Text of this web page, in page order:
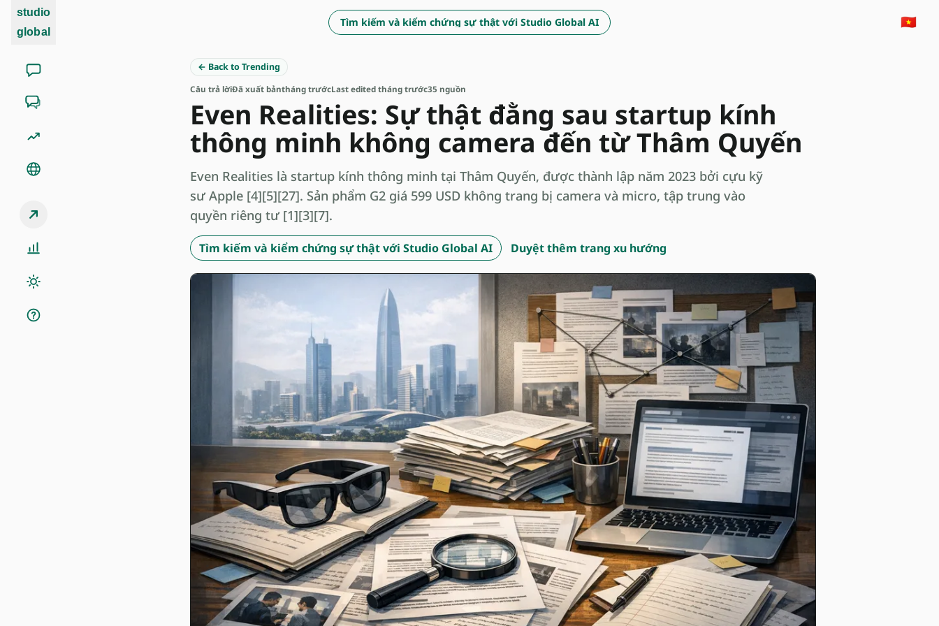
studio
global
Tìm kiếm và kiểm chứng sự thật với Studio Global AI 🇻🇳
← Back to Trending
Câu trả lờiĐã xuất bảntháng trướcLast edited tháng trước35 nguồn
Even Realities: Sự thật đằng sau startup kính
thông minh không camera đến từ Thâm Quyến
Even Realities là startup kính thông minh tại Thâm Quyến, được thành lập năm 2023 bởi cựu kỹ
sư Apple [4][5][27]. Sản phẩm G2 giá 599 USD không trang bị camera và micro, tập trung vào
quyền riêng tư [1][3][7].
Tìm kiếm và kiểm chứng sự thật với Studio Global AI Duyệt thêm trang xu hướng